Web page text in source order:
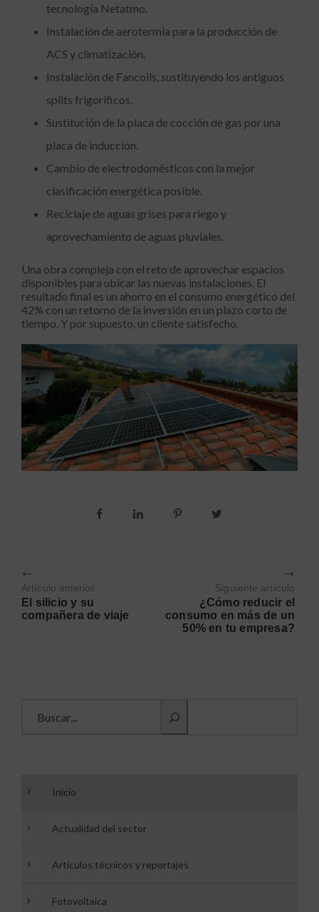
tecnología Netatmo.
Instalación de aerotermia para la producción de
ACS y climatización.
Instalación de Fancoils, sustituyendo los antiguos
splits frigoríficos.
Sustitución de la placa de cocción de gas por una
placa de inducción.
Cambio de electrodomésticos con la mejor
clasificación energética posible.
Reciclaje de aguas grises para riego y
aprovechamiento de aguas pluviales.
Una obra compleja con el reto de aprovechar espacios
disponibles para ubicar las nuevas instalaciones. El
resultado final es un ahorro en el consumo energético del
42% con un retorno de la inversión en un plazo corto de
tiempo. Y por supuesto, un cliente satisfecho.
Artículo anterior
El silicio y su
compañera de viaje
Siguiente artículo
¿Cómo reducir el
consumo en más de un
50% en tu empresa?
Inicio
Actualidad del sector
Artículos técnicos y reportajes
Fotovoltaica